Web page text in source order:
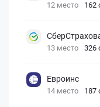
12 место 162
13 место 326
Евроинс
14 место 187